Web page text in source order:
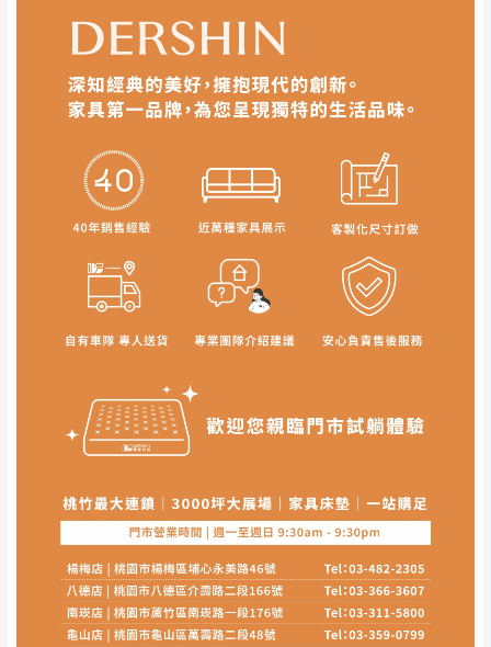
寶貴時間。
如遇自然災害、政府宣布之災害警報等不可抗力情
事，而危及運送人員輸送之安全，本司得視狀況延後
或停止運送服務。
至百貨公司卸貨區為限，恕無法送至指定樓面。
遇百貨周年慶期間，恕暫停百貨公司相關運送 》
無回收家具服務，若需回收家俱可聯絡當地請清潔隊
回收,免付費清運專線：0800-085-717
會進行維修)。
到貨7日內為鑑賞期(注意:鑑賞期非試用期)，
若非商品品質瑕疵問題於鑑賞期內退貨之情
如欲放置營業場所及公開場合之商品則無享
有商品一年保固之服務。
訂單成立時請儘速於三日內完成付款，交易恕不
殺價，商品均已最低價格售出
，且在特定時日會給
予折扣，請密切注意。
無回收家具服務，若需回收家具可聯絡當地請清
潔隊回收,免付費清運專線：0800-085-717。